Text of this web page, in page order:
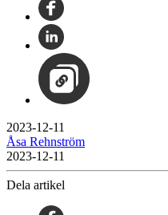
2023-12-11
Åsa Rehnström
2023-12-11
Dela artikel